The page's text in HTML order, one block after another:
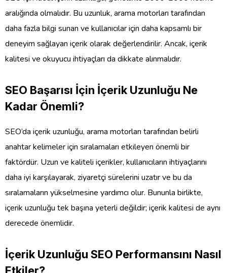
aralığında olmalıdır. Bu uzunluk, arama motorları tarafından
daha fazla bilgi sunan ve kullanıcılar için daha kapsamlı bir
deneyim sağlayan içerik olarak değerlendirilir. Ancak, içerik
kalitesi ve okuyucu ihtiyaçları da dikkate alınmalıdır.
SEO Başarısı İçin İçerik Uzunluğu Ne
Kadar Önemli?
SEO’da içerik uzunluğu, arama motorları tarafından belirli
anahtar kelimeler için sıralamaları etkileyen önemli bir
faktördür. Uzun ve kaliteli içerikler, kullanıcıların ihtiyaçlarını
daha iyi karşılayarak, ziyaretçi sürelerini uzatır ve bu da
sıralamaların yükselmesine yardımcı olur. Bununla birlikte,
içerik uzunluğu tek başına yeterli değildir; içerik kalitesi de aynı
derecede önemlidir.
İçerik Uzunluğu SEO Performansını Nasıl
Etkiler?